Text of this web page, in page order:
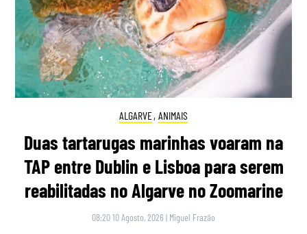
ALGARVE, ANIMAIS
Duas tartarugas marinhas voaram na
TAP entre Dublin e Lisboa para serem
reabilitadas no Algarve no Zoomarine
08:20 10 Agosto, 2026 | Miguel Frazão